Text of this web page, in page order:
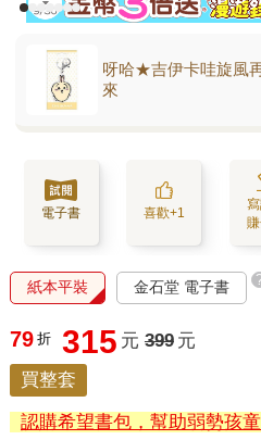
呀哈★吉伊卡哇旋風
來
電子書 喜歡+1
紙本平裝 金石堂 電子書
79 折 315 元 399 元
買整套
認購希望書包，幫助弱勢孩